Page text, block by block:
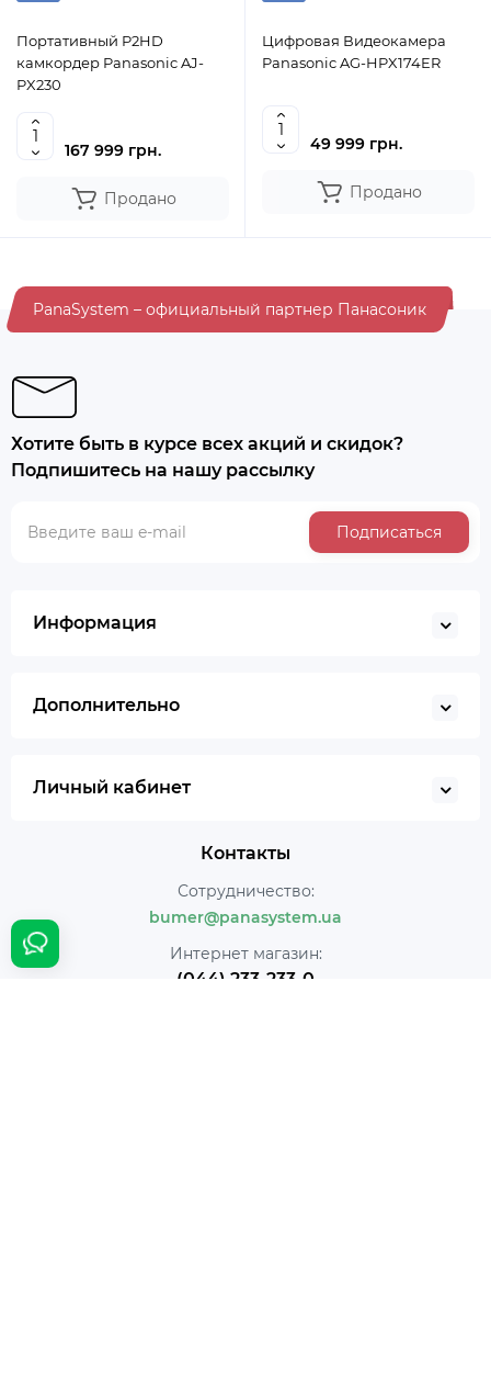
Портативный P2HD
камкордер Panasonic AJ-
PX230
167 999 грн.
Продано
Цифровая Видеокамера
Panasonic AG-HPX174ER
49 999 грн.
Продано
PanaSystem – официальный партнер Панасоник
Хотите быть в курсе всех акций и скидок?
Подпишитесь на нашу рассылку
Подписаться
Информация
Дополнительно
Личный кабинет
Контакты
Сотрудничество:
bumer@panasystem.ua
Интернет магазин:
(044) 233-233-0